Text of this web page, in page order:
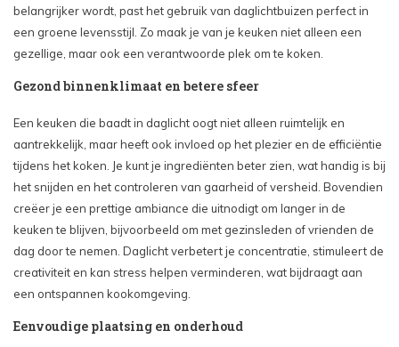
belangrijker wordt, past het gebruik van daglichtbuizen perfect in
een groene levensstijl. Zo maak je van je keuken niet alleen een
gezellige, maar ook een verantwoorde plek om te koken.
Gezond binnenklimaat en betere sfeer
Een keuken die baadt in daglicht oogt niet alleen ruimtelijk en
aantrekkelijk, maar heeft ook invloed op het plezier en de efficiëntie
tijdens het koken. Je kunt je ingrediënten beter zien, wat handig is bij
het snijden en het controleren van gaarheid of versheid. Bovendien
creëer je een prettige ambiance die uitnodigt om langer in de
keuken te blijven, bijvoorbeeld om met gezinsleden of vrienden de
dag door te nemen. Daglicht verbetert je concentratie, stimuleert de
creativiteit en kan stress helpen verminderen, wat bijdraagt aan
een ontspannen kookomgeving.
Eenvoudige plaatsing en onderhoud